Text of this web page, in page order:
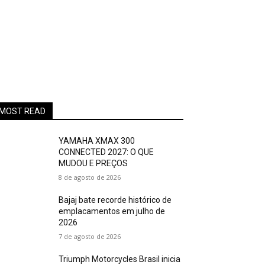
MOST READ
YAMAHA XMAX 300
CONNECTED 2027: O QUE
MUDOU E PREÇOS
8 de agosto de 2026
Bajaj bate recorde histórico de
emplacamentos em julho de
2026
7 de agosto de 2026
Triumph Motorcycles Brasil inicia